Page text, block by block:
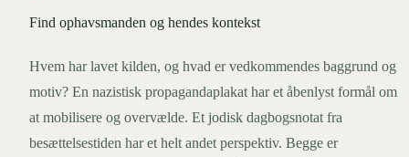
Find ophavsmanden og hendes kontekst
Hvem har lavet kilden, og hvad er vedkommendes baggrund og
motiv? En nazistisk propagandaplakat har et åbenlyst formål om
at mobilisere og overvælde. Et jodisk dagbogsnotat fra
besættelsestiden har et helt andet perspektiv. Begge er